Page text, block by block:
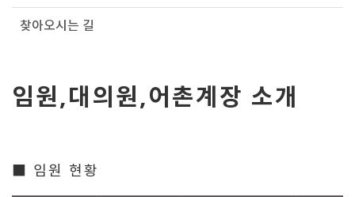
찾아오시는 길
임원,대의원,어촌계장 소개
■ 임원 현황